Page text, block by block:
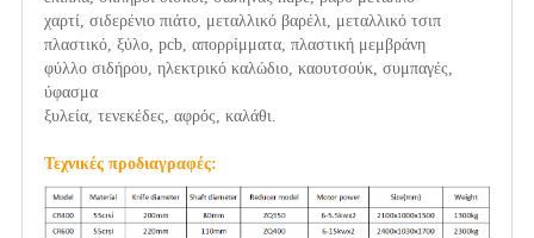
χαρτί, σιδερένιο πιάτο, μεταλλικό βαρέλι, μεταλλικό τσιπ
πλαστικό, ξύλο, pcb, απορρίμματα, πλαστική μεμβράνη
φύλλο σιδήρου, ηλεκτρικό καλώδιο, καουτσούκ, συμπαγές,
ύφασμα
ξυλεία, τενεκέδες, αφρός, καλάθι.
Τεχνικές προδιαγραφές: